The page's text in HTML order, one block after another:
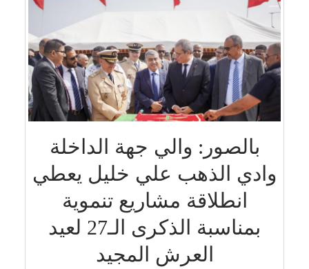
بالصور: والي جهة الداخلة
وادي الذهب علي خليل يعطي
انطلاقة مشاريع تنموية
بمناسبة الذكرى الـ27 لعيد
العرش المجيد